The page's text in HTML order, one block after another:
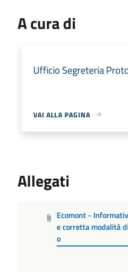
A cura di
Ufficio Segreteria
VAI ALLA PAGINA
Allegati
Ecomont -
e corretta modalità
o